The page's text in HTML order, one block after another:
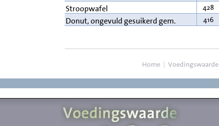
Stroopwafel 428
Donut, ongevuld gesuikerd gem. 416
Home | Voedingswaarde